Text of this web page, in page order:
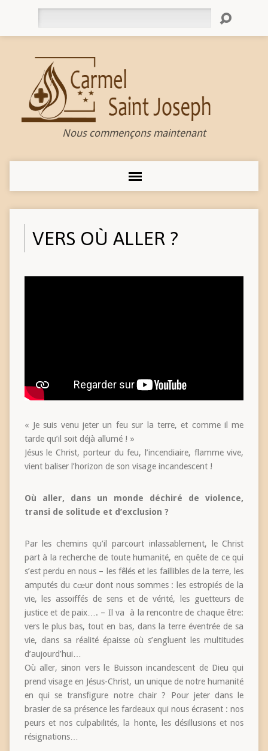
Nous commençons maintenant
VERS OÙ ALLER ?
« Je suis venu jeter un feu sur la terre, et comme il me
tarde qu’il soit déjà allumé ! »
Jésus le Christ, porteur du feu, l’incendiaire, flamme vive,
vient baliser l’horizon de son visage incandescent !
Où aller, dans un monde déchiré de violence,
transi de solitude et d’exclusion ?
Par les chemins qu’il parcourt inlassablement, le Christ
part à la recherche de toute humanité, en quête de ce qui
s’est perdu en nous – les fêlés et les faillibles de la terre, les
amputés du cœur dont nous sommes : les estropiés de la
vie, les assoiffés de sens et de vérité, les guetteurs de
justice et de paix…. – Il va à la rencontre de chaque être:
vers le plus bas, tout en bas, dans la terre éventrée de sa
vie, dans sa réalité épaisse où s’engluent les multitudes
d’aujourd’hui…
Où aller, sinon vers le Buisson incandescent de Dieu qui
prend visage en Jésus-Christ, un unique de notre humanité
en qui se transfigure notre chair ? Pour jeter dans le
brasier de sa présence les fardeaux qui nous écrasent : nos
peurs et nos culpabilités, la honte, les désillusions et nos
résignations…